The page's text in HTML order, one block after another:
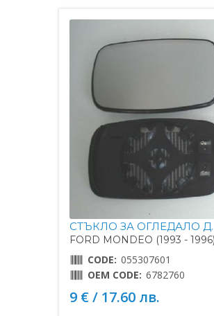
СТЪКЛО ЗА ОГЛЕДАЛО Д.
FORD MONDEO (1993 - 1996)
CODE: 055307601
OEM CODE: 6782760
9 € / 17.60 лв.